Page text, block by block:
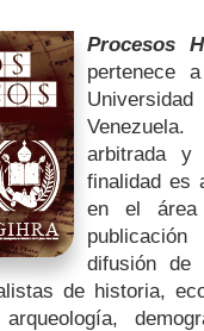
Procesos
pertenece
arbitrada y
finalidad es
en el
difusión de
de historia,